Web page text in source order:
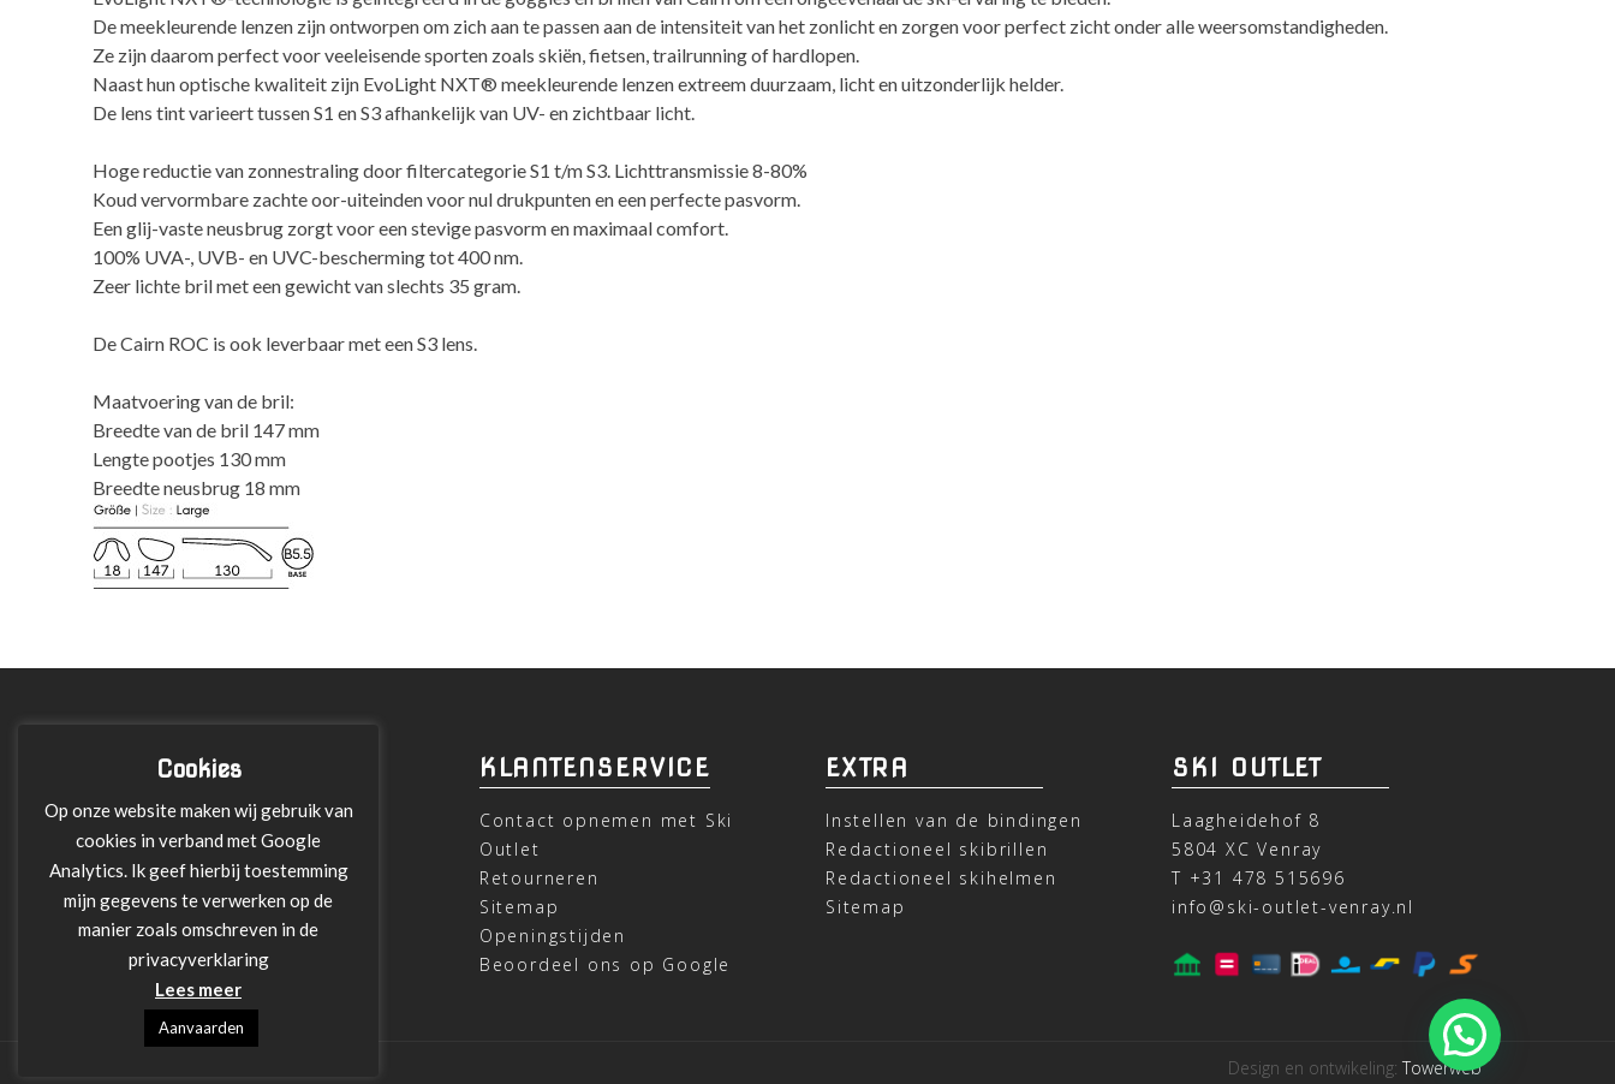
De meekleurende lenzen zijn ontworpen om zich aan te passen aan de intensiteit van het zonlicht en zorgen voor perfect zicht onder alle weersomstandigheden.
Ze zijn daarom perfect voor veeleisende sporten zoals skiën, fietsen, trailrunning of hardlopen.
Naast hun optische kwaliteit zijn EvoLight NXT® meekleurende lenzen extreem duurzaam, licht en uitzonderlijk helder.
De lens tint varieert tussen S1 en S3 afhankelijk van UV- en zichtbaar licht.
Hoge reductie van zonnestraling door filtercategorie S1 t/m S3. Lichttransmissie 8-80%
Koud vervormbare zachte oor-uiteinden voor nul drukpunten en een perfecte pasvorm.
Een glij-vaste neusbrug zorgt voor een stevige pasvorm en maximaal comfort.
100% UVA-, UVB- en UVC-bescherming tot 400 nm.
Zeer lichte bril met een gewicht van slechts 35 gram.
De Cairn ROC is ook leverbaar met een S3 lens.
Maatvoering van de bril:
Breedte van de bril 147 mm
Lengte pootjes 130 mm
Breedte neusbrug 18 mm
INFORMATIE
Over ons
Leveringen
Betalen met Klarna
Algemene Voorwaarden
Verzending
Privacy verklaring
KLANTENSERVICE
Contact opnemen met Ski
Outlet
Retourneren
Sitemap
Openingstijden
Beoordeel ons op Google
EXTRA
Instellen van de bindingen
Redactioneel skibrillen
Redactioneel skihelmen
Sitemap
SKI OUTLET
Laagheidehof 8
5804 XC Venray
T +31 478 515696
info@ski-outlet-venray.nl
Design en ontwikeling:Towerweb
Cookies
Op onze website maken wij gebruik van
cookies in verband met Google
Analytics. Ik geef hierbij toestemming
mijn gegevens te verwerken op de
manier zoals omschreven in de
privacyverklaring
Lees meer
Aanvaarden